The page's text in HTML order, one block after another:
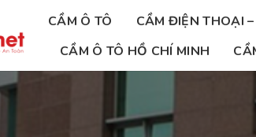
CẦM Ô TÔ CẦM ĐIỆN THOẠI
CẦM Ô TÔ HỒ CHÍ MINH